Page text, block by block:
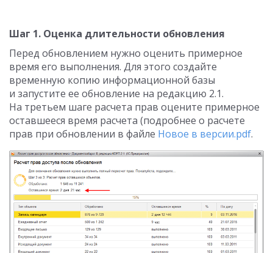
Шаг 1. Оценка длительности обновления
Перед обновлением нужно оценить примерное
время его выполнения. Для этого создайте
временную копию информационной базы
и запустите ее обновление на редакцию 2.1.
На третьем шаге расчета прав оцените примерное
оставшееся время расчета (подробнее о расчете
прав при обновлении в файле Новое в версии.pdf.